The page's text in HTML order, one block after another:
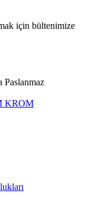
için bültenimize
Paslanmaz